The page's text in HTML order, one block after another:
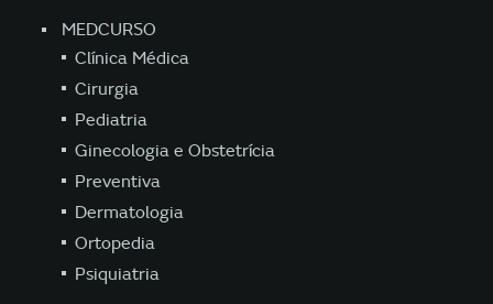
MEDCURSO
Clínica Médica
Cirurgia
Pediatria
Ginecologia e Obstetrícia
Preventiva
Dermatologia
Ortopedia
Psiquiatria